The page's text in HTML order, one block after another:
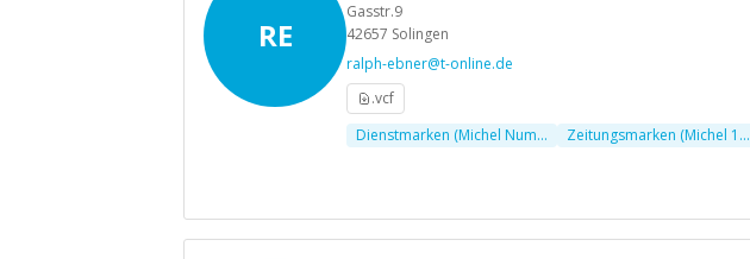
RE
Gasstr.9
42657 Solingen
ralph-ebner@t-online.de
.vcf
Dienstmarken (Michel Num...
Zeitungsmarken (Michel 1...